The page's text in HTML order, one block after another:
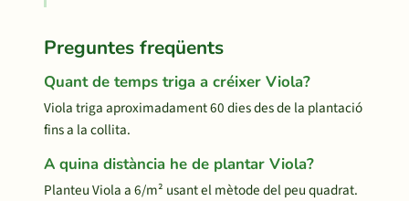
Preguntes freqüents
Quant de temps triga a créixer Viola?
Viola triga aproximadament 60 dies des de la plantació
fins a la collita.
A quina distància he de plantar Viola?
Planteu Viola a 6/m² usant el mètode del peu quadrat.